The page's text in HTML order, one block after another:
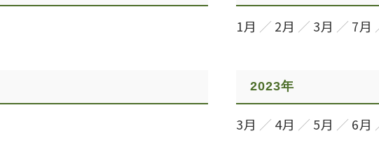
1月 2月 3月 7月
2023年
3月 4月 5月 6月